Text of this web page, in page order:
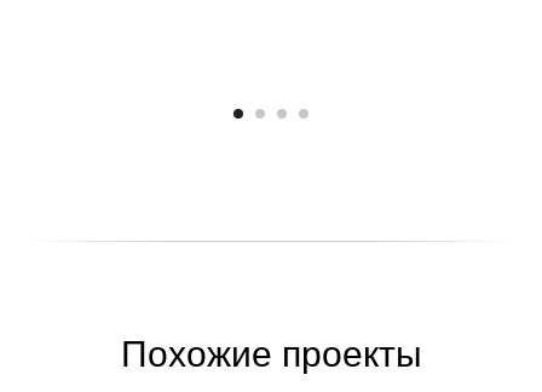
Похожие проекты